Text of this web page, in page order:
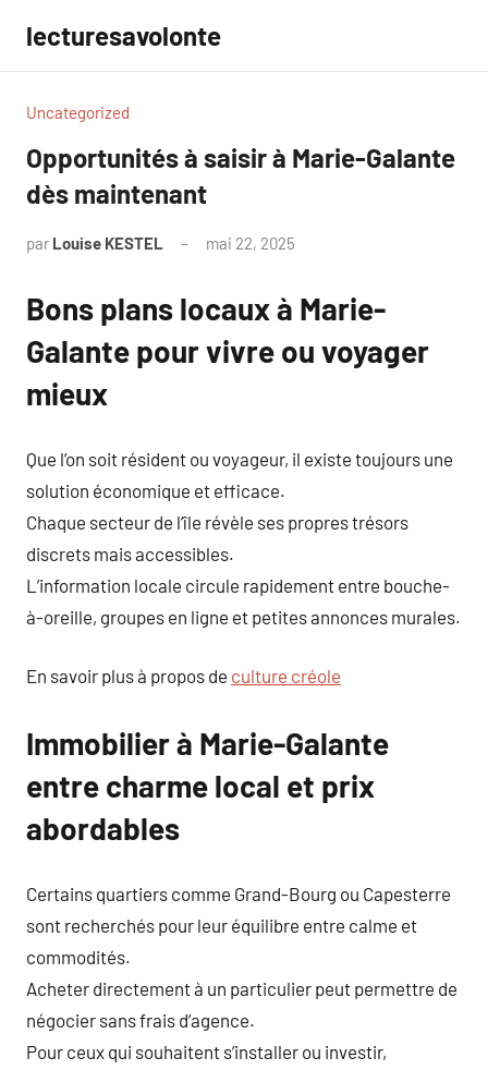
contenu
lecturesavolonte
Uncategorized
Opportunités à saisir à Marie-Galante
dès maintenant
par Louise KESTEL mai 22, 2025
Bons plans locaux à Marie-
Galante pour vivre ou voyager
mieux
Que l’on soit résident ou voyageur, il existe toujours une
solution économique et efficace.
Chaque secteur de l’île révèle ses propres trésors
discrets mais accessibles.
L’information locale circule rapidement entre bouche-
à-oreille, groupes en ligne et petites annonces murales.
En savoir plus à propos de culture créole
Immobilier à Marie-Galante
entre charme local et prix
abordables
Certains quartiers comme Grand-Bourg ou Capesterre
sont recherchés pour leur équilibre entre calme et
commodités.
Acheter directement à un particulier peut permettre de
négocier sans frais d’agence.
Pour ceux qui souhaitent s’installer ou investir,